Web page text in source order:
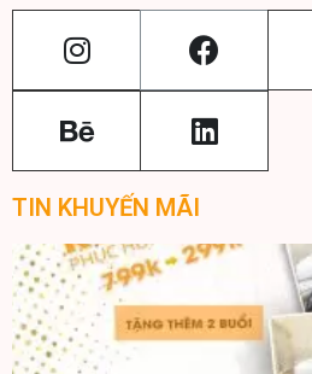
TIN KHUYẾN MÃI